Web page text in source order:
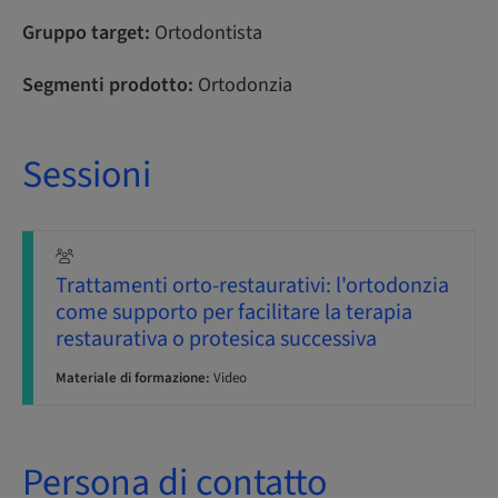
Gruppo target: Ortodontista
Segmenti prodotto: Ortodonzia
Sessioni
Trattamenti orto-restaurativi: l'ortodonzia
come supporto per facilitare la terapia
restaurativa o protesica successiva
Materiale di formazione: Video
Persona di contatto